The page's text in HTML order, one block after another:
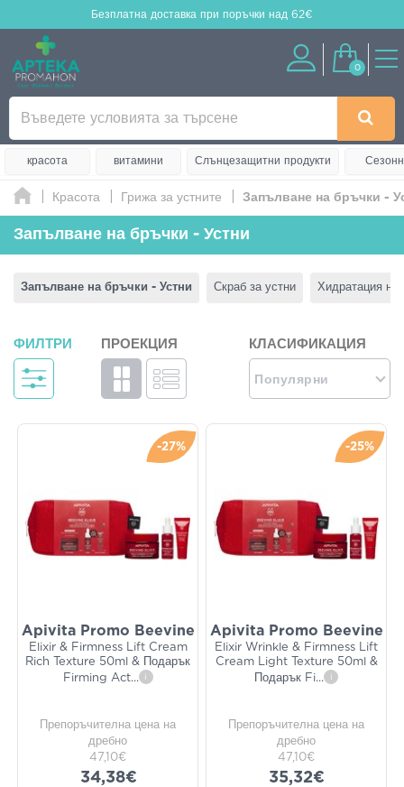
Безплатна доставка при поръчки над 62€
0
красота витамини Слънцезащитни продукти
Красота Грижа за устните Запълване на бръчки -
Запълване на бръчки - Устни
Запълване на бръчки - Устни Скраб за устни Хидратация
ФИЛТРИ ПРОЕКЦИЯ КЛАСИФИКАЦИЯ
Популярни
-27%
Apivita Promo Beevine
Elixir & Firmness Lift Cream
Rich Texture 50ml & Подарък
Firming Act... i
Препоръчителна цена на
дребно
47,10€
34,38€
-25%
Apivita Promo Beevine
Elixir Wrinkle & Firmness Lift
Cream Light Texture 50ml &
Подарък Fi... i
Препоръчителна цена на
дребно
47,10€
35,32€